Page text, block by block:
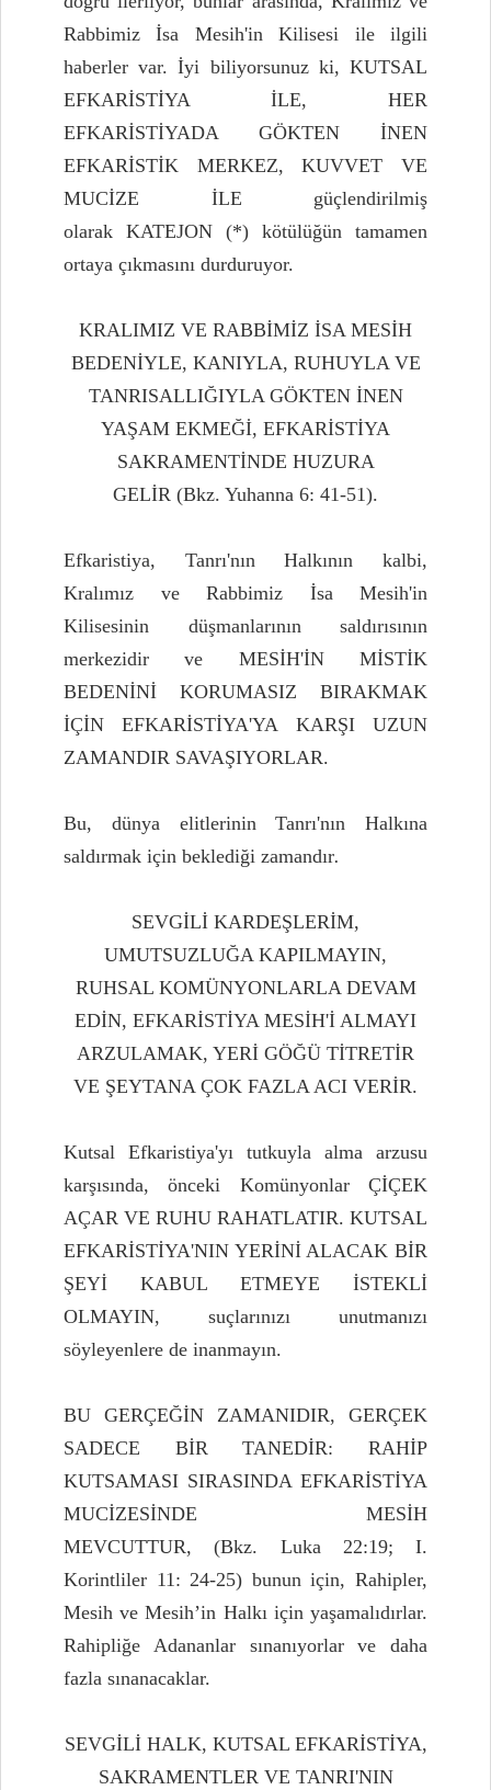
Rabbimiz İsa Mesih'in Kilisesi ile ilgili
haberler var. İyi biliyorsunuz ki, KUTSAL
EFKARİSTİYA İLE, HER
EFKARİSTİYADA GÖKTEN İNEN
EFKARİSTİK MERKEZ, KUVVET VE
MUCİZE İLE güçlendirilmiş
olarak KATEJON (*) kötülüğün tamamen
ortaya çıkmasını durduruyor.
KRALIMIZ VE RABBİMİZ İSA MESİH
BEDENİYLE, KANIYLA, RUHUYLA VE
TANRISALLIĞIYLA GÖKTEN İNEN
YAŞAM EKMEĞİ, EFKARİSTİYA
SAKRAMENTİNDE HUZURA
GELİR (Bkz. Yuhanna 6: 41-51).
Efkaristiya, Tanrı'nın Halkının kalbi,
Kralımız ve Rabbimiz İsa Mesih'in
Kilisesinin düşmanlarının saldırısının
merkezidir ve MESİH'İN MİSTİK
BEDENİNİ KORUMASIZ BIRAKMAK
İÇİN EFKARİSTİYA'YA KARŞI UZUN
ZAMANDIR SAVAŞIYORLAR.
Bu, dünya elitlerinin Tanrı'nın Halkına
saldırmak için beklediği zamandır.
SEVGİLİ KARDEŞLERİM,
UMUTSUZLUĞA KAPILMAYIN,
RUHSAL KOMÜNYONLARLA DEVAM
EDİN, EFKARİSTİYA MESİH'İ ALMAYI
ARZULAMAK, YERİ GÖĞÜ TİTRETİR
VE ŞEYTANA ÇOK FAZLA ACI VERİR.
Kutsal Efkaristiya'yı tutkuyla alma arzusu
karşısında, önceki Komünyonlar ÇİÇEK
AÇAR VE RUHU RAHATLATIR. KUTSAL
EFKARİSTİYA'NIN YERİNİ ALACAK BİR
ŞEYİ KABUL ETMEYE İSTEKLİ
OLMAYIN, suçlarınızı unutmanızı
söyleyenlere de inanmayın.
BU GERÇEĞİN ZAMANIDIR, GERÇEK
SADECE BİR TANEDİR: RAHİP
KUTSAMASI SIRASINDA EFKARİSTİYA
MUCİZESİNDE MESİH
MEVCUTTUR,
(Bkz. Luka 22:19; I.
Korintliler 11: 24-25) bunun için, Rahipler,
Mesih ve Mesih’in Halkı için yaşamalıdırlar.
Rahipliğe Adananlar sınanıyorlar ve daha
fazla sınanacaklar.
SEVGİLİ HALK, KUTSAL EFKARİSTİYA,
SAKRAMENTLER VE TANRI'NIN